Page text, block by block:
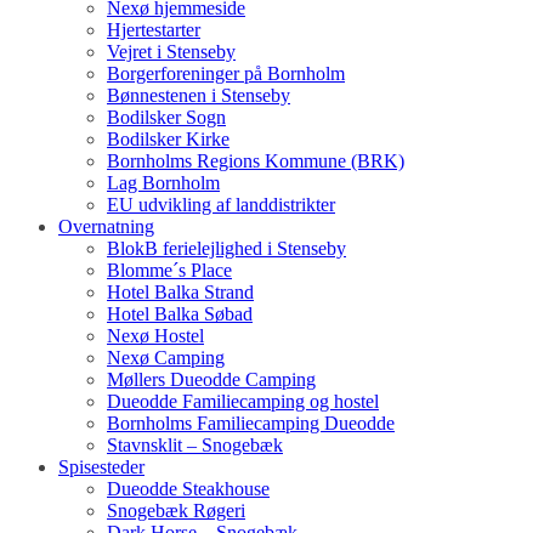
Nexø hjemmeside
Hjertestarter
Vejret i Stenseby
Borgerforeninger på Bornholm
Bønnestenen i Stenseby
Bodilsker Sogn
Bodilsker Kirke
Bornholms Regions Kommune (BRK)
Lag Bornholm
EU udvikling af landdistrikter
Overnatning
BlokB ferielejlighed i Stenseby
Blomme´s Place
Hotel Balka Strand
Hotel Balka Søbad
Nexø Hostel
Nexø Camping
Møllers Dueodde Camping
Dueodde Familiecamping og hostel
Bornholms Familiecamping Dueodde
Stavnsklit – Snogebæk
Spisesteder
Dueodde Steakhouse
Snogebæk Røgeri